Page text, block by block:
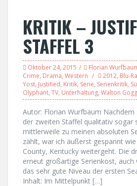
KRITIK –
STAFFEL 3
Oktober 24, 2015 Florian
Crime, Drama, Western 2012, Blu-
Yost, Justified, Kritik, Serie, Serienkritik,
Olyphant, TV, Unterhaltung, Walton
Autor: Florian Wurfbaum Nachdem
der zweiten Staffel qualitativ sogar
mittlerweile zu meinen absoluten
zählt, war ich äußerst gespannt
County, Kentucky weitergeht. Die
erneut großartige Serienkost, auch
das sehr gute Niveau der ersten
Inhalt: Im Mittelpunkt […]